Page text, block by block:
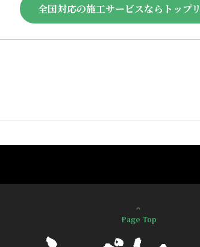
全国対応の施工サービスならトップ
Page Top